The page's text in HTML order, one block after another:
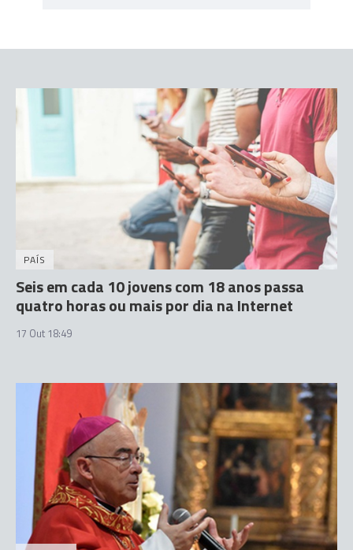
PAÍS
Seis em cada 10 jovens com 18 anos passa
quatro horas ou mais por dia na Internet
17 Out 18:49